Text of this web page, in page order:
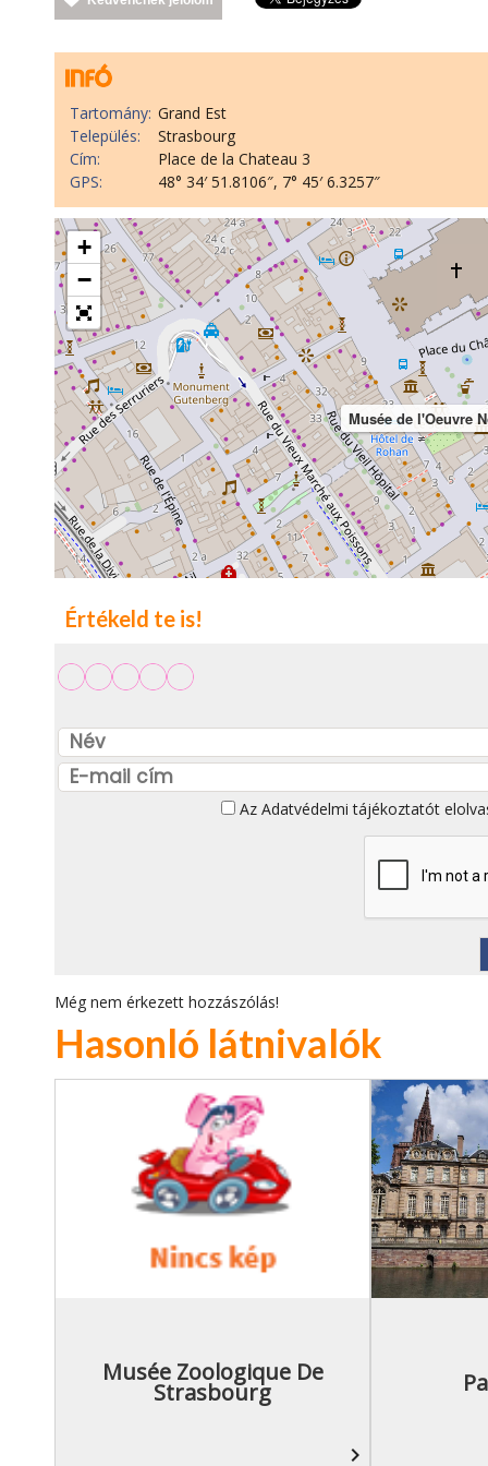
Tartomány: Grand Est
Település:
Strasbourg
Cím:
Place de la Chateau 3
GPS:
48° 34′ 51.8106″, 7° 45′ 6.3257″
Musée de l'Oeuvre
+
−
Értékeld te is!
Az Adatvédelmi tájékoztatót
Még nem érkezett hozzászólás!
Hasonló látnivalók
Musée Zoologique De
Strasbourg
navigate_next